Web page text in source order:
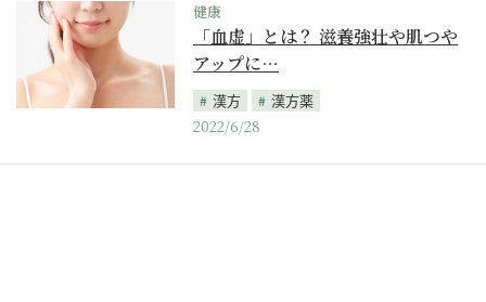
健康
「血虚」とは？ 滋養強壮や肌つや
アップに…
漢方
漢方薬
2022/6/28